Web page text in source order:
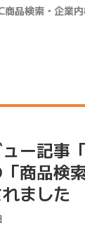
品検索・企業
ー記事
商品検
ました